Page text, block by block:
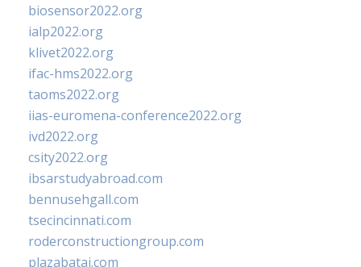
biosensor2022.org
ialp2022.org
klivet2022.org
ifac-hms2022.org
taoms2022.org
iias-euromena-conference2022.org
ivd2022.org
csity2022.org
ibsarstudyabroad.com
bennusehgall.com
tsecincinnati.com
roderconstructiongroup.com
plazabatai.com